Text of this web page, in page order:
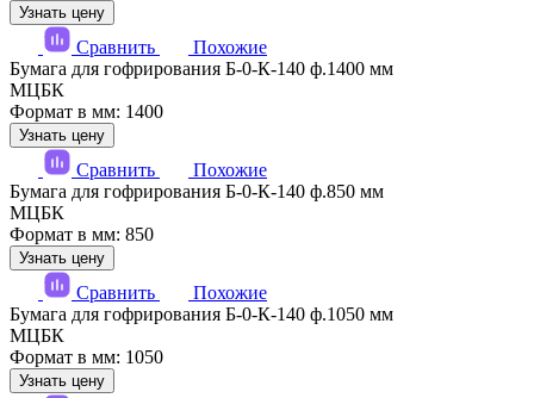
Узнать цену
Сравнить
Похожие
Бумага для гофрирования Б-0-К-140 ф.1400 мм
МЦБК
Формат в мм: 1400
Узнать цену
Сравнить
Похожие
Бумага для гофрирования Б-0-К-140 ф.850 мм
МЦБК
Формат в мм: 850
Узнать цену
Сравнить
Похожие
Бумага для гофрирования Б-0-К-140 ф.1050 мм
МЦБК
Формат в мм: 1050
Узнать цену